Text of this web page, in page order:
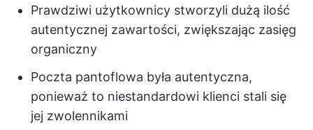
Prawdziwi użytkownicy stworzyli dużą ilość
autentycznej zawartości, zwiększając zasięg
organiczny
Poczta pantoflowa była autentyczna,
ponieważ to niestandardowi klienci stali się
jej zwolennikami